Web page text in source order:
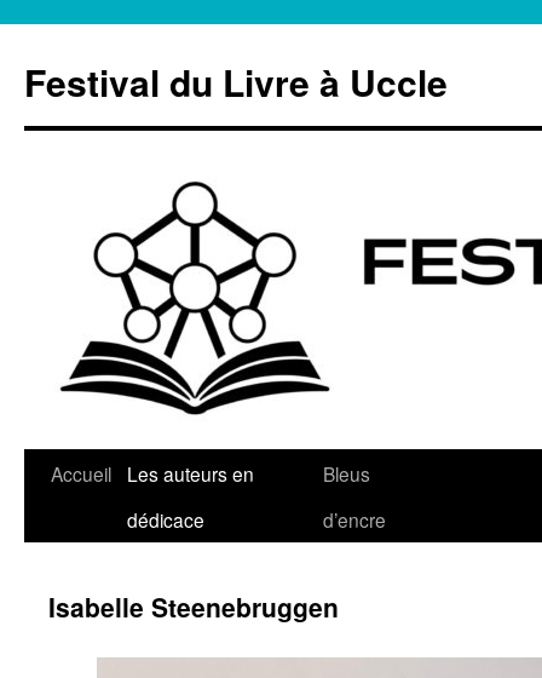
contenu
Festival du Livre à Uccle
Accueil
Les auteurs en
dédicace
Bleus
d’encre
Isabelle Steenebruggen